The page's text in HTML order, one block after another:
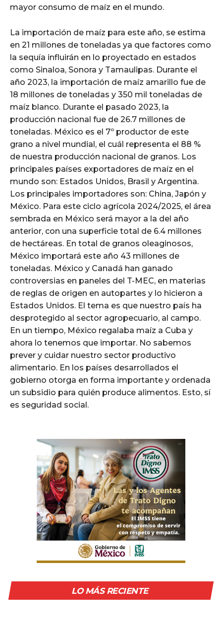
mayor consumo de maíz en el mundo.
La importación de maíz para este año, se estima
en 21 millones de toneladas ya que factores como
la sequía influirán en lo proyectado en estados
como Sinaloa, Sonora y Tamaulipas. Durante el
año 2023, la importación de maíz amarillo fue de
18 millones de toneladas y 350 mil toneladas de
maíz blanco. Durante el pasado 2023, la
producción nacional fue de 26.7 millones de
toneladas. México es el 7º productor de este
grano a nivel mundial, el cuál representa el 88 %
de nuestra producción nacional de granos. Los
principales países exportadores de maíz en el
mundo son: Estados Unidos, Brasil y Argentina.
Los principales importadores son: China, Japón y
México. Para este ciclo agrícola 2024/2025, el área
sembrada en México será mayor a la del año
anterior, con una superficie total de 6.4 millones
de hectáreas. En total de granos oleaginosos,
México importará este año 43 millones de
toneladas. México y Canadá han ganado
controversias en paneles del T-MEC, en materias
de reglas de origen en autopartes y lo hicieron a
Estados Unidos. El tema es que nuestro país ha
desprotegido al sector agropecuario, al campo.
En un tiempo, México regalaba maíz a Cuba y
ahora lo tenemos que importar. No sabemos
prever y cuidar nuestro sector productivo
alimentario. En los países desarrollados el
gobierno otorga en forma importante y ordenada
un subsidio para quién produce alimentos. Esto, sí
es seguridad social.
LO MÁS RECIENTE